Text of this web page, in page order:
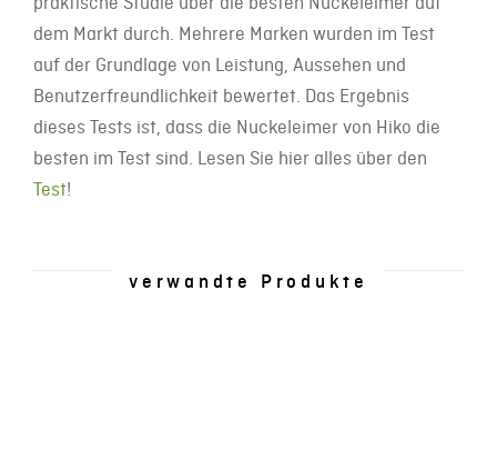
dem Markt durch. Mehrere Marken wurden im Test
auf der Grundlage von Leistung, Aussehen und
Benutzerfreundlichkeit bewertet. Das Ergebnis
dieses Tests ist, dass die Nuckeleimer von Hiko die
besten im Test sind. Lesen Sie hier alles über den
Test!
verwandte Produkte